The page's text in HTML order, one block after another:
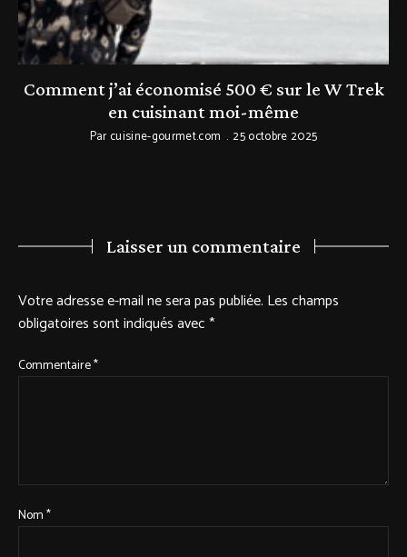
Comment j’ai économisé 500 € sur le W Trek
en cuisinant moi-même
Par cuisine-gourmet.com 25 octobre 2025
Laisser un commentaire
Votre adresse e-mail ne sera pas publiée. Les champs
obligatoires sont indiqués avec*
Commentaire*
Nom*